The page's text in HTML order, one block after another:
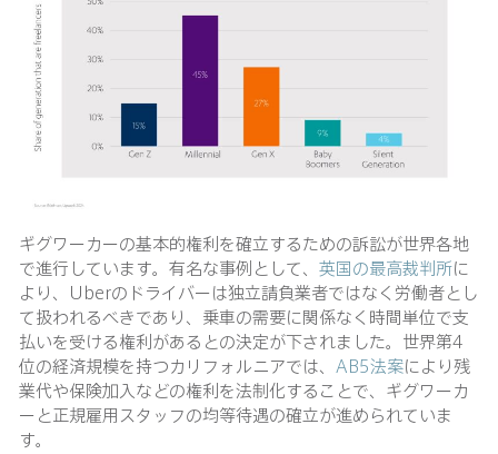
ギグワーカーの基本的権利を確立するための訴訟が世界各地
で進行しています。有名な事例として、 英国の最高裁判所に
より、Uberのドライバーは独立請負業者ではなく労働者とし
て扱われるべきであり、乗車の需要に関係なく時間単位で支
払いを受ける権利があるとの決定が下されました。世界第4
位の経済規模を持つカリフォルニアでは、 AB5法案により残
業代や保険加入などの権利を法制化することで、ギグワーカ
ーと正規雇用スタッフの均等待遇の確立が進められていま
す。